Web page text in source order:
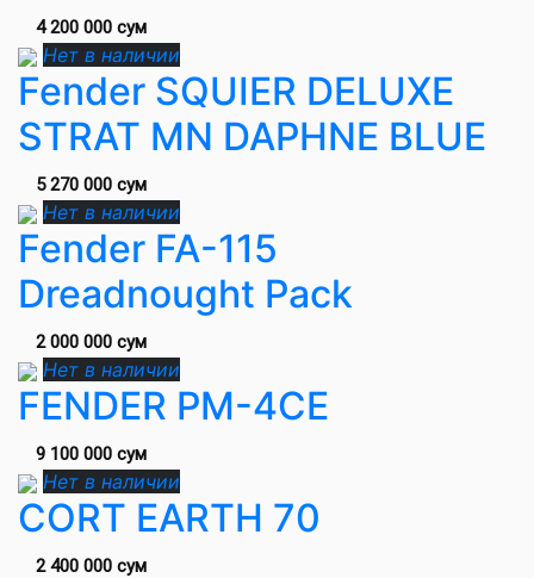
4 200 000 сум
Нет в наличии
Fender SQUIER DELUXE
STRAT MN DAPHNE BLUE
5 270 000 сум
Нет в наличии
Fender FA-115
Dreadnought Pack
2 000 000 сум
Нет в наличии
FENDER PM-4CE
9 100 000 сум
Нет в наличии
CORT EARTH 70
2 400 000 сум